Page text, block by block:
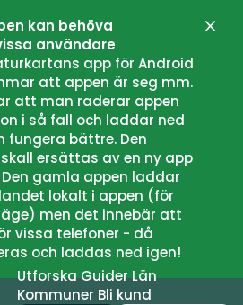
kan behöva
användare
app för Android
att appen är seg mm.
att man raderar appen
i så fall och laddar ned
fungera bättre. Den
ersättas av en ny app
gamla appen laddar
lokalt i appen (för
men det innebär att
vissa telefoner - då
och laddas ned igen!
UtforskaGuiderLän
Kommuner Bli kund